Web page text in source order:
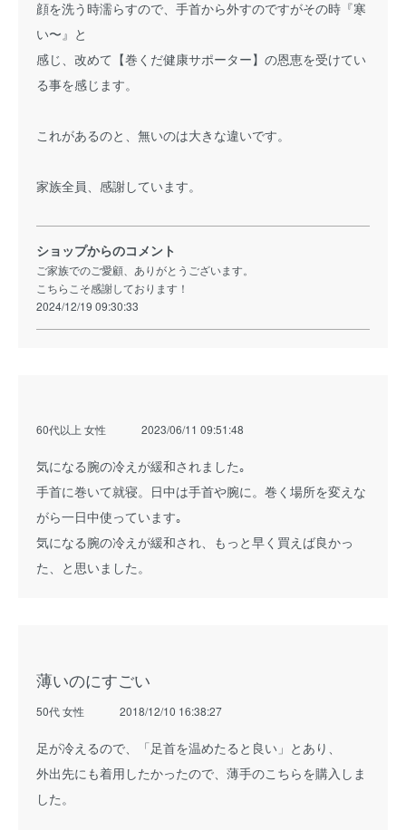
顔を洗う時濡らすので、手首から外すのですがその時『寒
い〜』と
感じ、改めて【巻くだ健康サポーター】の恩恵を受けてい
る事を感じます。
これがあるのと、無いのは大きな違いです。
家族全員、感謝しています。
ショップからのコメント
ご家族でのご愛顧、ありがとうございます。
こちらこそ感謝しております！
2024/12/19 09:30:33
60代以上 女性 2023/06/11 09:51:48
気になる腕の冷えが緩和されました｡
手首に巻いて就寝。日中は手首や腕に。巻く場所を変えな
がら一日中使っています｡
気になる腕の冷えが緩和され、もっと早く買えば良かっ
た、と思いました。
薄いのにすごい
50代 女性 2018/12/10 16:38:27
足が冷えるので、「足首を温めたると良い」とあり、
外出先にも着用したかったので、薄手のこちらを購入しま
した。